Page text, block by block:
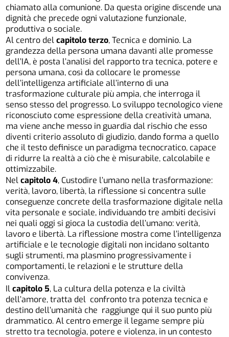
chiamato alla comunione. Da questa origine discende una
dignità che precede ogni valutazione funzionale,
produttiva o sociale.
Al centro delcapitolo terzo, Tecnica e dominio. La
grandezza della persona umana davanti alle promesse
dell’IA, è posta l’analisi del rapporto tra tecnica, potere e
persona umana, così da collocare le promesse
dell’intelligenza artificiale all’interno di una
trasformazione culturale più ampia, che interroga il
senso stesso del progresso. Lo sviluppo tecnologico viene
riconosciuto come espressione della creatività umana,
ma viene anche messo in guardia dal rischio che esso
diventi criterio assoluto di giudizio, dando forma a quello
che il testo definisce un paradigma tecnocratico, capace
di ridurre la realtà a ciò che è misurabile, calcolabile e
ottimizzabile.
Nelcapitolo 4, Custodire l’umano nella trasformazione:
verità, lavoro, libertà, la riflessione si concentra sulle
conseguenze concrete della trasformazione digitale nella
vita personale e sociale, individuando tre ambiti decisivi
nei quali oggi si gioca la custodia dell’umano: verità,
lavoro e libertà. La riflessione mostra come l’intelligenza
artificiale e le tecnologie digitali non incidano soltanto
sugli strumenti, ma plasmino progressivamente i
comportamenti, le relazioni e le strutture della
convivenza.
Ilcapitolo 5, La cultura della potenza e la civiltà
dell’amore, tratta del confronto tra potenza tecnica e
destino dell’umanità che raggiunge qui il suo punto più
drammatico. Al centro emerge il legame sempre più
stretto tra tecnologia, potere e violenza, in un contesto